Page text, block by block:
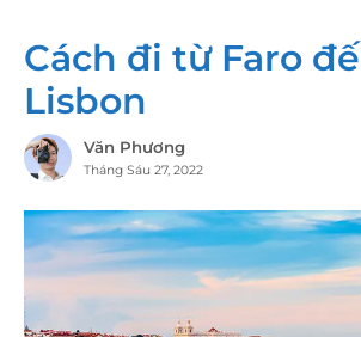
Cách đi từ Faro
Lisbon
Văn Phương
Tháng Sáu 27, 2022